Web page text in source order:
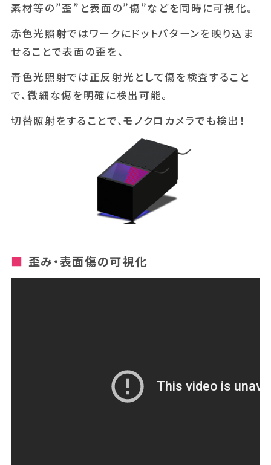
素材等の”歪”と表面の”傷”などを同時に可視化。
赤色光照射ではワークにドットパターンを映り込ま
せることで表面の歪を、
青色光照射では正反射光として傷を検査すること
で、微細な傷を明確に検出可能。
切替照射をすることで、モノクロカメラでも検出！
歪み・表面傷の可視化